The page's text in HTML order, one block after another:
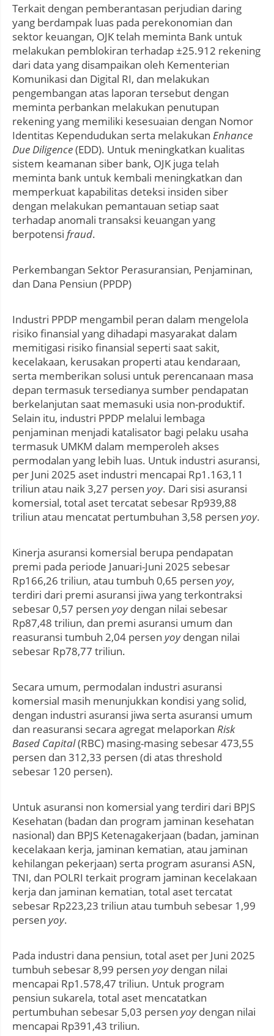
Terkait dengan pemberantasan perjudian daring
yang berdampak luas pada perekonomian dan
sektor keuangan, OJK telah meminta Bank untuk
melakukan pemblokiran terhadap ±25.912 rekening
dari data yang disampaikan oleh Kementerian
Komunikasi dan Digital RI, dan melakukan
pengembangan atas laporan tersebut dengan
meminta perbankan melakukan penutupan
rekening yang memiliki kesesuaian dengan Nomor
Identitas Kependudukan serta melakukan Enhance
Due Diligence(EDD). Untuk meningkatkan kualitas
sistem keamanan siber bank, OJK juga telah
meminta bank untuk kembali meningkatkan dan
memperkuat kapabilitas deteksi insiden siber
dengan melakukan pemantauan setiap saat
terhadap anomali transaksi keuangan yang
berpotensi fraud.
Perkembangan Sektor Perasuransian, Penjaminan,
dan Dana Pensiun (PPDP)
Industri PPDP mengambil peran dalam mengelola
risiko finansial yang dihadapi masyarakat dalam
memitigasi risiko finansial seperti saat sakit,
kecelakaan, kerusakan properti atau kendaraan,
serta memberikan solusi untuk perencanaan masa
depan termasuk tersedianya sumber pendapatan
berkelanjutan saat memasuki usia non-produktif.
Selain itu, industri PPDP melalui lembaga
penjaminan menjadi katalisator bagi pelaku usaha
termasuk UMKM dalam memperoleh akses
permodalan yang lebih luas. Untuk industri asuransi,
per Juni 2025 aset industri mencapai Rp1.163,11
triliun atau naik 3,27 persen yoy. Dari sisi asuransi
komersial, total aset tercatat sebesar Rp939,88
triliun atau mencatat pertumbuhan 3,58 persen yoy.
Kinerja asuransi komersial berupa pendapatan
premi pada periode Januari-Juni 2025 sebesar
Rp166,26 triliun, atau tumbuh 0,65 persen yoy,
terdiri dari premi asuransi jiwa yang terkontraksi
sebesar 0,57 persen yoydengan nilai sebesar
Rp87,48 triliun, dan premi asuransi umum dan
reasuransi tumbuh 2,04 persen yoydengan nilai
sebesar Rp78,77 triliun.
Secara umum, permodalan industri asuransi
komersial masih menunjukkan kondisi yang solid,
dengan industri asuransi jiwa serta asuransi umum
dan reasuransi secara agregat melaporkan Risk
Based Capital(RBC) masing-masing sebesar 473,55
persen dan 312,33 persen (di atas threshold
sebesar 120 persen).
Untuk asuransi non komersial yang terdiri dari BPJS
Kesehatan (badan dan program jaminan kesehatan
nasional) dan BPJS Ketenagakerjaan (badan, jaminan
kecelakaan kerja, jaminan kematian, atau jaminan
kehilangan pekerjaan) serta program asuransi ASN,
TNI, dan POLRI terkait program jaminan kecelakaan
kerja dan jaminan kematian, total aset tercatat
sebesar Rp223,23 triliun atau tumbuh sebesar 1,99
persen yoy.
Pada industri dana pensiun, total aset per Juni 2025
tumbuh sebesar 8,99 persen yoydengan nilai
mencapai Rp1.578,47 triliun. Untuk program
pensiun sukarela, total aset mencatatkan
pertumbuhan sebesar 5,03 persen yoydengan nilai
mencapai Rp391,43 triliun.